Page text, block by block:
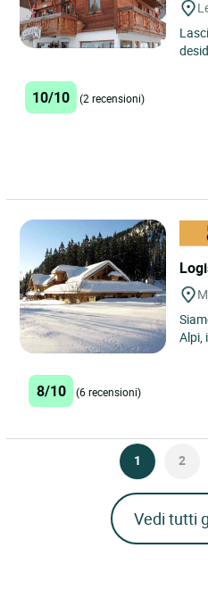
un
10/10 (2 recensioni)
Alpi,
si
8/10 (6 recensioni)
1 2
Vedi tutti